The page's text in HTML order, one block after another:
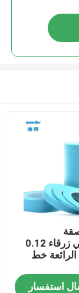
بي.في.سي زرقاء 0.12
خط
استفسار